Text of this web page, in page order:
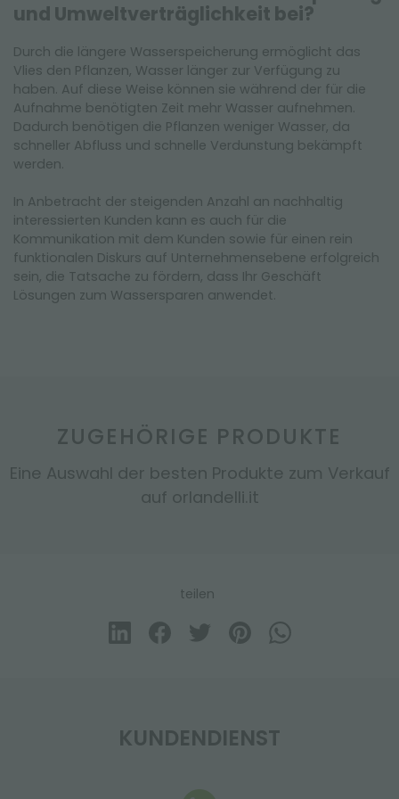
und Umweltverträglichkeit bei?
Durch die längere Wasserspeicherung ermöglicht das
Vlies den Pflanzen, Wasser länger zur Verfügung zu
haben. Auf diese Weise können sie während der für die
Aufnahme benötigten Zeit mehr Wasser aufnehmen.
Dadurch benötigen die Pflanzen weniger Wasser, da
schneller Abfluss und schnelle Verdunstung bekämpft
werden.
In Anbetracht der steigenden Anzahl an nachhaltig
interessierten Kunden kann es auch für die
Kommunikation mit dem Kunden sowie für einen rein
funktionalen Diskurs auf Unternehmensebene erfolgreich
sein, die Tatsache zu fördern, dass Ihr Geschäft
Lösungen zum Wassersparen anwendet.
ZUGEHÖRIGE PRODUKTE
Eine Auswahl der besten Produkte zum Verkauf
auf orlandelli.it
teilen
KUNDENDIENST